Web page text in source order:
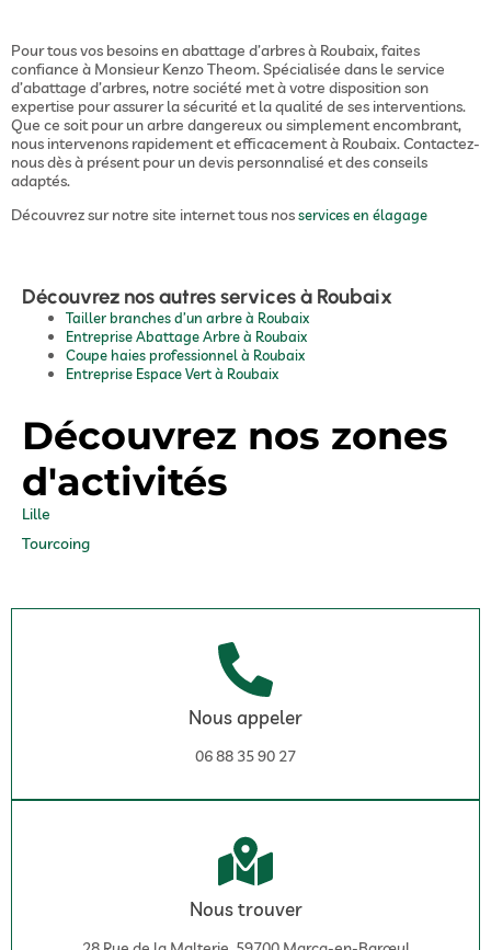
Pour tous vos besoins en abattage d’arbres à Roubaix, faites
confiance à Monsieur Kenzo Theom. Spécialisée dans le service
d’abattage d’arbres, notre société met à votre disposition son
expertise pour assurer la sécurité et la qualité de ses interventions.
Que ce soit pour un arbre dangereux ou simplement encombrant,
nous intervenons rapidement et efficacement à Roubaix. Contactez-
nous dès à présent pour un devis personnalisé et des conseils
adaptés.
Découvrez sur notre site internet tous nosservices en élagage
Découvrez nos autres services à Roubaix
Tailler branches d’un arbre à Roubaix
Entreprise Abattage Arbre à Roubaix
Coupe haies professionnel à Roubaix
Entreprise Espace Vert à Roubaix
Découvrez nos zones
d'activités
Lille
Tourcoing
Nous appeler
06 88 35 90 27
Nous trouver